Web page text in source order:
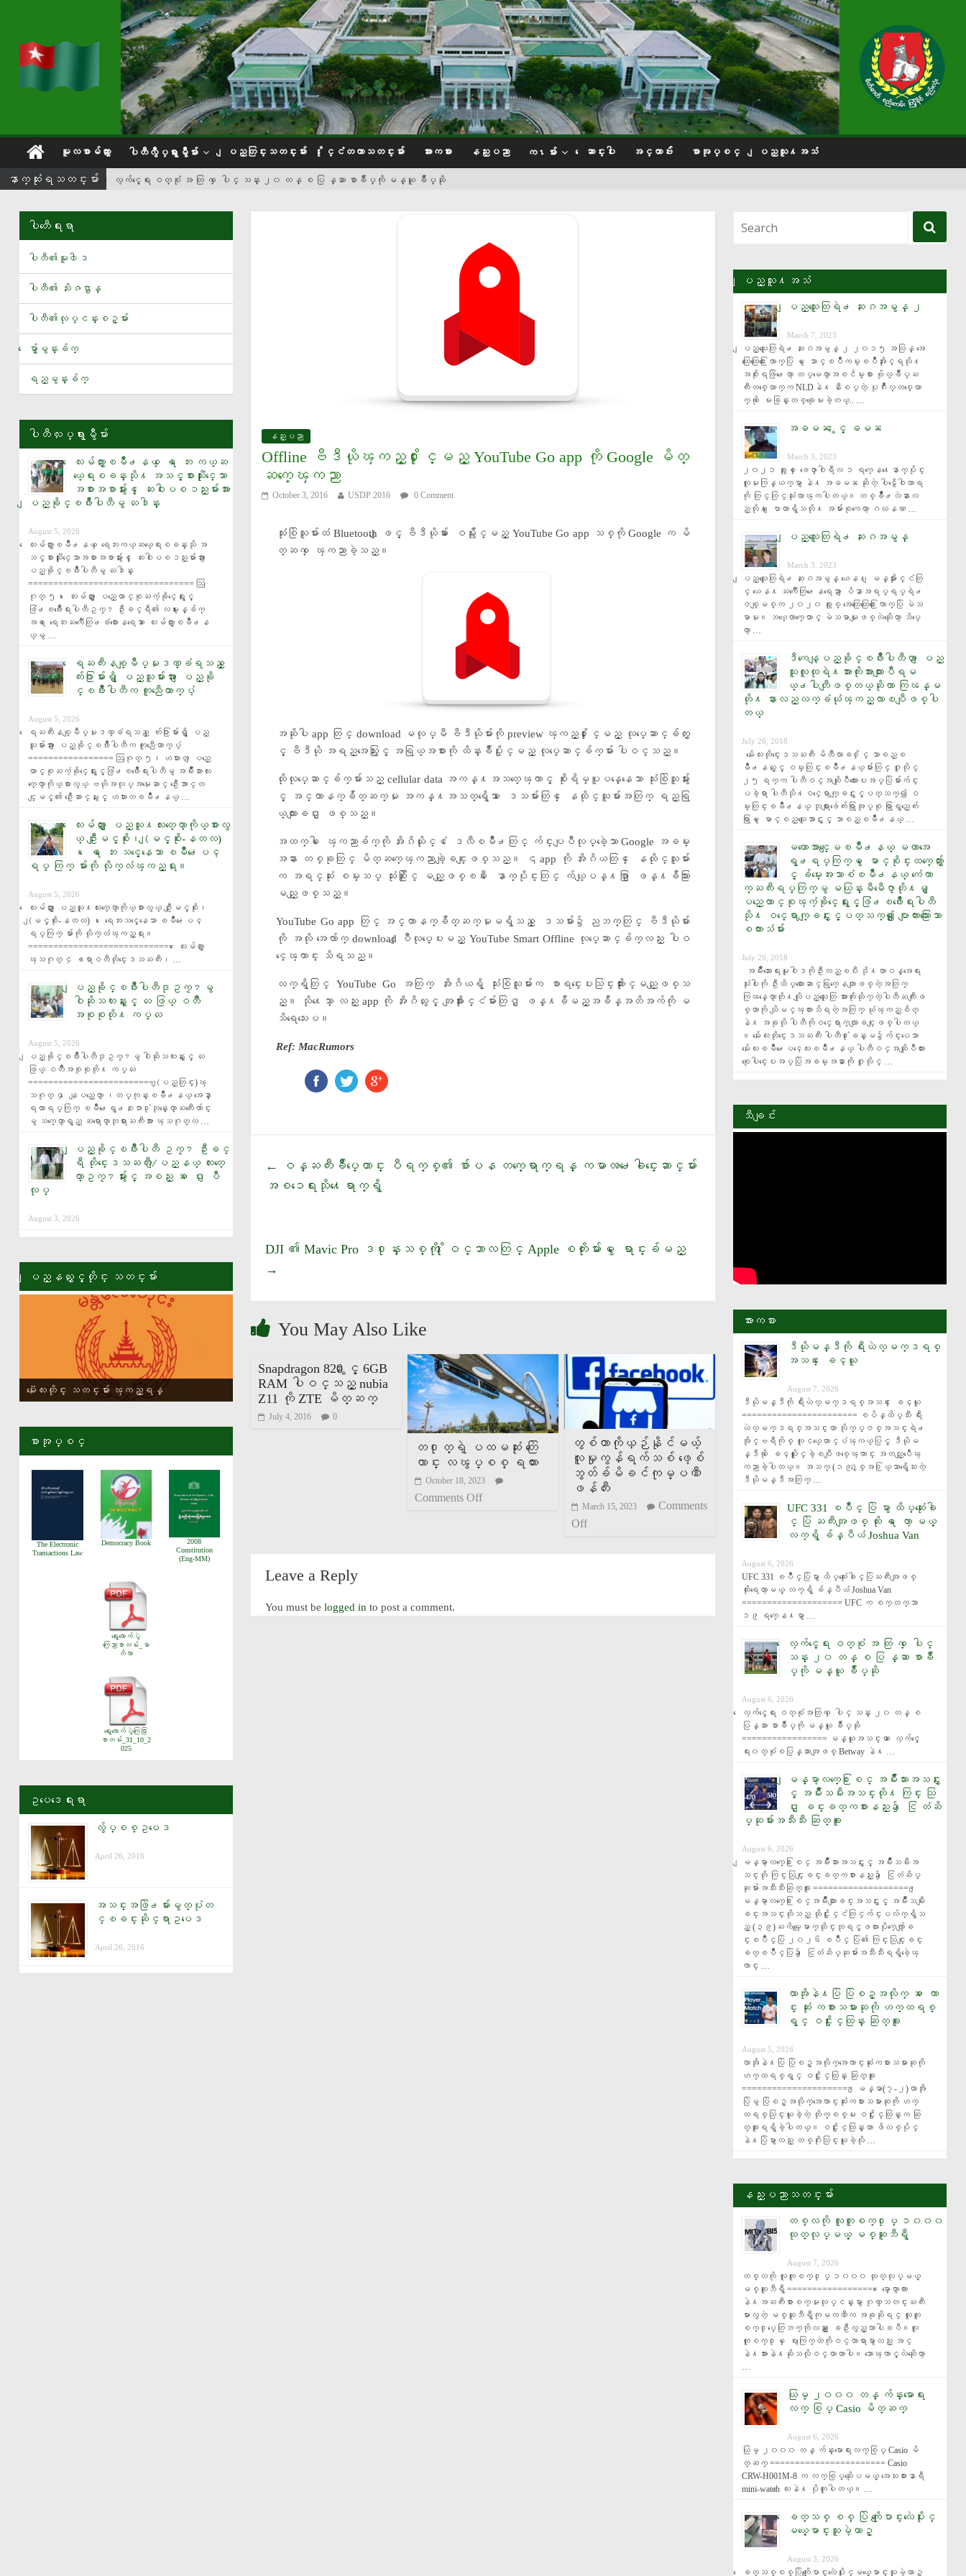
မူလစာမ်က္ႏွာ ပါတီလွဳပ္ရွားမွဳမ်ား ျပည္တြင္းသတင္းမ်ား ႏိုင္ငံတကာသတင္းမ်ား အားကစား နည္းပညာ က႑မ်ား ေဆာင္းပါး အင္တာဗ်ဴး စာအုပ္စင္ ျပည္သူ႔အသံ
ေနာက္ဆံုးရသတင္းမ်ား
ေလ့က်င့္ေရး ဝတ္စုံ အ တြ က္ ေပါင္ သန္း ၂၀ တန္ စ ပြ န္ဆာ စာခ်ဳပ္ကို မန္ယူ ခ်ဳပ္ဆို
ေလးမ်က္ႏွာၿမိဳ႕နယ္ ေရ ေဘး ကယ္ဆယ္ေရးစခန္းသို႔ အသင့္စားသုံးႏိုင္ေသာအစားအစာမ်ားႏွင့္ ေဆးဝါးပစၥည္းမ်ားအား ျပည္ခိုင္ၿဖိဳးပါတီမွ လႉဒါန္း
ေရႀကီးနစ္ျမဳပ္မႈဒဏ္ခံရသည့္ ေက်း႐ြာမ်ားရွိ ျပည္သူမ်ားအား ျပည္ခိုင္ၿဖိဳးပါတီက ကူညီေထာက္ပံ့
ဒီယိုမန္ဒီကို ရီးယဲလ္မက္ဒရစ္အသင္း ေခၚယူ
တစ္လကို လူတူစက္႐ုပ္ ၁၀၀၀ ထုတ္လုပ္မယ့္ မစ္ဆူဘီရွီ
UFC 331 ၿပိဳင္ ပြဲ မွာ ထိပ္ဆုံးေခါင္ ပြဲ ႀကီးအျဖစ္ ထိုး ရ ေတာ့ မယ့္ လက္ရွိ ခ်န္ပီယံ ‌Joshua Van
ယြမ္ ၂၀၀၀ တန္ က်န္းမာေရး လက္ စြပ္ Casio မိတ္ဆက္
ႏိုင္ငံေတာ္သမၼတ ထိုင္းႏိုင္ငံသို႔ ေရာက္ရွိ
ပါတီေရးရာ
ပါတီ၏မူ၀ါဒ
ပါတီ၏ သႏိၷဌာန္
ပါတီ၏လုပ္ငန္းစဥ္မ်ား
ေမွ်ာ္မွန္းခ်က္
ရည္မွန္းခ်က္
ပါတီလႈပ္ရွားမွဳမ်ား
ေလးမ်က္ႏွာၿမိဳ႕နယ္ ေရ ေဘး ကယ္ဆ
ယ္ေရးစခန္းသို႔ အသင့္စားသုံးႏိုင္ေသာ
အစားအစာမ်ားႏွင့္ ေဆးဝါးပစၥည္းမ်ားအား
ျပည္ခိုင္ၿဖိဳးပါတီမွ လႉဒါန္း
August 5, 2026
ေလးမ်က္ႏွာၿမိဳ႕နယ္ ေရေဘးကယ္ဆယ္ေရးစခန္းသို အ
သင့္စားသုံးႏိုင္ေသာအစားအစာမ်ားႏွင့္ ေဆးဝါးပစၥည္းမ်ားအား ျ
ပည္ခိုင္ၿဖိဳးပါတီမွ လႉဒါန္း
================================= ဩ
ဂုတ္ ၅၊ ေလးမ်က္ႏွာ ျပည္ေထာင္စုႀကံ့ခိုင္ေရးႏွင့္
ဖြံ႕ၿဖိဳးေရးပါတီဥကၠ႒ ဦးခင္ရီ၏ လမ္းၫႊန္ခ်က္
အရ ေရေဘးႀကဳံေတြ႕ခံစားေနရေသာ ေလးမ်က္ႏွာၿမိဳ႕န
ယ္မွ …
ေရႀကီးနစ္ျမဳပ္မႈဒဏ္ခံရသည့္ ေ
က်း႐ြာမ်ားရွိ ျပည္သူမ်ားအား ျပည္ခို
င္ၿဖိဳးပါတီက ကူညီေထာက္ပံ့
August 5, 2026
ေရႀကီးနစ္ျမဳပ္မႈဒဏ္ခံရသည့္ ေက်း႐ြာမ်ားရွိ ျပည္
သူမ်ားအား ျပည္ခိုင္ၿဖိဳးပါတီက ကူညီေထာက္ပံ့
================= ဩဂုတ္ ၅၊ ဟသၤာတ ျပည္ေ
ထာင္စုႀကံ့ခိုင္ေရးႏွင့္ဖြံ႕ၿဖိဳးေရးပါတီမွ အမ်ိဳးသားလႊ
တ္ေတာ္ကိုယ္စားလွယ္ ဗဟိုအလုပ္အမႈေဆာင္ ဦးေအာင္တ
င္ျမင့္၏ ဦးေဆာင္မႈႏွင့္ ဟသၤာတၿမိဳ႕နယ္ …
ေလးမ်က္ႏွာ ျပည္သူ႔လႊတ္ေတာ္ကိုယ္စားလွ
ယ္ ဦးျမင့္စိုး၊ (ျမင့္စိုး-နတလ)
၊ ေရ ေဘး သင့္ေနေသာ ၿမိဳ႕ေပၚ
ရပ္ ကြက္ မ်ားကို လိုက္လံၾကည့္ရႈ။
August 5, 2026
ေလးမ်က္ႏွာ ျပည္သူ႔လႊတ္ေတာ္ကိုယ္စားလွယ္ ဦးျမင့္စိုး၊
(ျမင့္စိုး-နတလ) ၊ ေရေဘးသင့္ေနေသာ ၿမိဳ႕ေပၚ
ရပ္ကြက္ မ်ားကို လိုက္လံၾကည့္ရႈ။
============================= ေလးမ်က္ႏွာ
ၾသဂုတ္ ၄ ဧရာဝတီတိုင္းေဒသႀကီး၊ …
ျပည္ခိုင္ၿဖိဳးပါတီဒုဥကၠ႒မွ
ဝါဆိုသကၤန္းႏွင့္ လႉ ဖြယ္ ဝတၳဳ
အစုစုတို႔ ကပ္လႉ
August 5, 2026
ျပည္ခိုင္ၿဖိဳးပါတီဒုဥကၠ႒မွ ဝါဆိုသကၤန္းႏွင့္ လႉ
ဖြယ္ ဝတၳဳအစုစုတို႔ ကပ္လႉ
========================= (ျပည္တြင္း)ၾ
သဂုတ္ ၄ ေနျပည္ေတာ္ ၊တပ္ကုန္းၿမိဳ႕နယ္ အေနာ္
ရထာရပ္ကြက္ ၿမိဳ႕ေရွ႕စႏၵာ႐ုံဘုန္းေတာ္ႀကီးေက်ာင္း
မွ သက္ေတာ္ရွည္ ဆရာေတာ္ဘုရားႀကီးအား ၾသဂုတ္လ …
ျပည္ခိုင္ၿဖိဳးပါတီ ဥကၠ႒ ဦးခင္
ရီ တိုင္းေဒသႀကီး/ျပည္နယ္ လႊတ္ေ
တာ္ဥကၠ႒မ်ားႏွင့္ အစည္း အ ေဝး ျပဳ
လုပ္
August 3, 2026
ျပည္နယ္ႏွင့္တိုင္း သတင္းမ်ား
မႏၱေလးတိုင္း သတင္းမ်ား ၾကည့္ရန္
စာအုပ္စင္
The Electronic
Transactions Law
Democracy Book
2008
Constitution
(Eng-MM)
ရွေးကောက်ပွဲ
ကြေညာစာတမ်း_မာ
တိကာ
ရွေးကောက်ပွဲကြေငြာ
စာတမ်း_31_10_2
025
ဥပေဒေရးရာ
လွ်ပ္စစ္ဥပေဒ
April 26, 2016
အသင္းအဖြဲ႕မ်ားမွတ္ပုံတ
င္ၿခင္းဆိုင္ရာဥပေဒ
April 26, 2016
နည္းပညာ
Offline ဗီဒီယိုၾကည့္႐ႈႏိုင္မည့္ YouTube Go app ကို Google မိတ္
ဆက္ေၾကညာ
October 3, 2016 USDP 2016 0 Comment
သံုးစြဲသူမ်ားထံ Bluetooth ျဖင့္ ဗီဒီယိုမ်ား ေဝမွ်ႏိုင္မည့္ YouTube Go app သစ္ကို Google က မိ
တ္ဆက္ ေၾကညာခဲ့သည္။
အဆိုပါ app တြင္ download မလုပ္မီ ဗီဒီယိုမ်ားကို preview ၾကည့္႐ႈႏိုင္မည့္ လုပ္ေဆာင္ခ်က္ႏွ
င့္ ဗီဒီယို အရည္အေသြးႏွင့္ အရြယ္အစားကို ထိန္းခ်ဳပ္ႏိုင္မည့္ လုပ္ေဆာင္ခ်က္မ်ား ပါဝင္သည္။
ထိုလုပ္ေဆာင္ခ်က္မ်ားသည္ cellular data အကန္႔အသတ္ေၾကာင့္ စိုးရိမ္ပူပန္ေနေသာ သံုးစြဲသူမ်ားႏွ
င့္ အင္တာနက္ခ်ိတ္ဆက္မႈ အကန္႔အသတ္ရိွေသာ ေဒသမ်ားတြင္ ေနထိုင္သူမ်ားအတြက္ ရည္ရြ
ယ္ထားျခင္း ျဖစ္သည္။
အထက္ပါ ေၾကညာခ်က္ကို အိႏၵိယႏိုင္ငံ ေဒလီၿမိဳ႕တြင္ က်င္းပျပဳလုပ္ခဲ့ေသာ Google အခမ္း
အနား တစ္ခုတြင္ မိတ္ဆက္ေၾကညာခဲ့ျခင္းျဖစ္သည္။ ၎ app ကို အိႏၵိယတြင္ ေနထိုင္သူမ်ား
က အရင္ဆံုး စမ္းသပ္ သံုးစြဲႏိုင္ မည္ျဖစ္ၿပီး ေနာက္ပိုင္းတြင္ က်ယ္ျပန္႔စြာ ျဖန္႔ခ်ိသြား
မည္ျဖစ္သည္။
YouTube Go app တြင္ အင္တာနက္ခ်ိတ္ဆက္မႈမရိွသည့္ ေဒသမ်ား၌ ညဘက္တြင္ ဗီဒီယိုမ်ား
ကို အလို အေလ်ာက္ download ျပဳလုပ္ေပးမည့္ YouTube Smart Offline လုပ္ေဆာင္ခ်က္လည္း ပါဝ
င္ေၾကာင္း သိရသည္။
လက္ရိွတြင္ YouTube Go အတြက္ အိႏၵိယရိွ သံုးစြဲသူမ်ားက စာရင္းေပးသြင္းထားႏိုင္မည္ျဖစ္သ
ည္။ သို႔ေသာ္ လည္း app ကို အိႏၵိယႏွင့္ အျခားႏိုင္ငံမ်ားတြင္ ျဖန္႔ခ်ိမည့္အခ်ိန္အတိအက်ကို မ
သိရေသးေပ။
Ref: MacRumors
←
ဝန္ႀကီးခ်ဳပ္ေဟာင္း ပီရက္စ္၏ စ်ာပန တက္ေရာက္ရန္ ကမာၻ႕ေခါင္းေဆာင္မ်ား
အစၥေရးသို႔ေရာက္ရွိ
DJI ၏ Mavic Pro ဒ႐ုန္းသစ္ကို ႏိုဝင္ဘာလတြင္ Apple စတိုးမ်ားမွ ေရာင္းခ်မည္
→
You May Also Like
Snapdragon 820 ႏွင့္ 6GB
RAM ပါဝင္သည့္ nubia
Z11 ကို ZTE မိတ္ဆက္
July 4, 2016 0
တ႐ုတ္ရဲ့ ပထမဆုံး တြဲေ
လာင္း လၽွပ္စစ္ ရထား
October 18, 2023
Comments Off
တွစ်တာကိုယှဉ်နိုင်မယ့်
လူမှုကွန်ရက်သစ် ဖေ့စ်
ဘွတ်ခ်မိခင်ကုမ္ပဏီ
ဖန်တီး
March 15, 2023
Comments
Off
Leave a Reply
You must belogged in to post a comment.
ျပည္သူ႔အသံ
ျပည္သူေတြရဲ႕ ဆႏၵအမွန္ ၂
March 7, 2023
ျပည္သူေတြရဲ႕ ဆႏၵအမွန္ ၂ ၂၀၁၅ အလြန္ အေ
ထြေထြေ႐ြးေကာက္ပြဲ မွ ေသာင္ၿပိဳကမ္းၿပိဳအႏိုင္ရလို႔
အစိုးရဖြဲ႕ေတာ့ တပ္မေတာ္အၿငိမ္းစား ဗိုလ္ခ်ဳပ္ႀ
ကီးတစ္ေယာက္က NLDနဲ႔ နီးစပ္တဲ့ ပုဂၢိဳလ္တစ္ေယာ
က္ကို ေမးခြန္းတစ္ခုေမးခဲ့တယ္.. …
အဓမၼ ႏွင့္ ဓမၼ
March 3, 2023
၂၀၂၁ ခုႏွစ္ ေဖေဖာ္ဝါရီလ ၁ ရက္ေန႔ေနာက္ပိုင္း
လူမႈကြန္ယက္မွာ နဲ႔ အဓမၼ ဆိုတဲ့ ပါဠိေဝါဟာရ
ကို တြင္တြင္သုံးလာၾကပါတယ္။ တစ္ခ်ိဳ႕လဲနားလ
ည္လို႔ ေျပာတာရွိသလို႔ အမ်ားစုကေတာ့ ဂဃနဏ …
ျပည္သူေတြရဲ႕ ဆႏၵအမွန္
March 3, 2023
ျပည္သူေတြရဲ႕ ဆႏၵအမွန္ ယေန႔ ျမန္မာႏိုင္ငံတြ
င္ ယေန႔ ႀကဳံေတြ႕ေနရေသာ ျပႆနာအရပ္ရပ္ရဲ႕
ဇစ္ျမစ္က ၂၀၂၀ ခုႏွစ္ အေထြေထြေ႐ြးေကာက္ပြဲ မဲသ
မာမႈ။ ဘယ္ေလာက္ေတာင္ မဲသမာမႈျဖစ္လဲဆိုေတာ့ သိပ္ေ
တာ့ …
ဒီကေန့ျပည္ခုိင္ၿဖိဳးပါတီဟာ ျပည္
သူလူထုရဲ႔အားကိုးအားထားျပဳရမ
ယ္႕ပါတီျဖစ္တယ္ဆိုတာ ကြၽန္မ
တို႔ နားလည္လက္ခံယုံၾကည္လာၿပီျဖစ္ပါ
တယ္
July 26, 2018
မႏၲေလးတိုင္းေဒသႀကီး မိတီၴလာခ႐ိုင္ သာစည္ၿ
မိဳ႕နယ္ႏွင့္ ဝမ္းတြင္းၿမိဳ႕နယ္မ်ားတြင္ ဇူလိုင္
၂၅ ရက္က ပါတီဝင္အဆိုျပဳလႊာေပးအပ္ပြဲမ်ားက်င္း
ပခဲ့ရာ ပါတီသို႔ဝင္ေရာက္ျခင္းႏွင့္ပတ္သက္၍ ဝ
မ္းတြင္းၿမိဳ႕နယ္ ဘုရားျဖဴေက်းရြာအုပ္စု ရြာရွည္ေက်း
ရြာမွ ေမာင္စည္သူေအာင္ႏွင့္ သာစည္ၿမိဳ႕နယ္ …
မဟာေအာင္ေျမၿမိဳ႕နယ္ မဟာအေ
ရွ႕ရပ္ကြက္မွ ေမာင္စုိင္းထက္ေက်ာ္ႏွ
င့္ ခ်မ္းေအးသာစံၿမိဳ႕နယ္ ကံေကာ
က္ႀကီးရပ္ကြက္မွ မယြန္းမီမီေဇာ္တုိ႔မွ ျ
ပည္ေထာင္စုၾကံ့ခုိင္ေရးႏွင့္ဖြံ႕ၿဖိဳးေရးပါတီ
သုိ႔ ဝင္ေရာက္ျခင္းႏွင့္ပတ္သက္၍ ​ေျပာျကားသြား​ေသာ
စကားသံမ်ား
July 26, 2018
အမ်ဳိးသားေရးမူဝါဒကိုဦးတည္ၿပီး ဒို႔တာဝန္အေရး
သံုးပါးကို ဦးထိပ္ထားေဆာင္ရြက္ေနတာျဖစ္တဲ့အတြက္
ကြၽန္ေတာ္တို႔လိုျပည္သူေတြ အားကိုးထိုက္တဲ့ပါတီႀကီးျဖ
စ္တာကို သိျမင္ၾကားသိရတဲ့အတြက္ ယံုၾကည္စိတ္
နဲ႔ အခုလို ပါတီကိုဝင္ေရာက္လာျခင္းျဖစ္ပါတယ္​
။ မႏၲေလးတိုင္းေဒသႀကီး ပါတီ႐ံုးခန္းမ၌က်င္းပေသာ
မႏၲေလးၿမိဳ႕ေပၚေလးၿမိဳ႕နယ္ ပါတီဝင္အဆုိျပဳလႊာ
စုေပါင္းေပးအပ္ပြဲအခမ္းအနားကုိ ဇူလိုင္ …
သီချင်း
အားကစား
ဒီယိုမန္ဒီကို ရီးယဲလ္မက္ဒရစ္
အသင္း ေခၚယူ
August 7, 2026
ဒီယိုမန္ဒီကို ရီးယဲလ္မက္ဒရစ္အသင္း ေခၚယူ
======================= စပိန္ထိပ္သီး ရီး
ယဲလ္မက္ဒရစ္အသင္းဟာ လိုက္ပ္ဇစ္အသင္းရဲ႕
အိုင္ဗရီကိုစ္ လူငယ္ေတာင္ပံၾကယ္ပြင့္ ဒီယိုမ
န္ဒီကို ေခၚယူႏိုင္ခဲ့ၿပီျဖစ္ေၾကာင္း အတည္ျပဳေၾ
ကညာခဲ့ပါတယ္။ အသက္ (၁၉)ႏွစ္အ႐ြယ္သာရွိေသးတဲ့
ဒီယိုမန္ဒီအတြက္ …
UFC 331 ၿပိဳင္ ပြဲ မွာ ထိပ္ဆုံးေခါ
င္ ပြဲ ႀကီးအျဖစ္ ထိုး ရ ေတာ့ မယ့္
လက္ရွိ ခ်န္ပီယံ ‌Joshua Van
August 6, 2026
UFC 331 ၿပိဳင္ပြဲမွာ ထိပ္ဆုံးေခါင္ပြဲႀကီးအျဖစ္
ထိုးရေတာ့မယ့္ လက္ရွိ ခ်န္ပီယံ ‌Joshua Van
==================== UFC က စက္တက္ဘာ
၁၉ ရက္ေန႔မွာ …
ေလ့က်င့္ေရး ဝတ္စုံ အ တြ က္ ေပါင္
သန္း ၂၀ တန္ စ ပြ န္ဆာ စာခ်ဳ
ပ္ကို မန္ယူ ခ်ဳပ္ဆို
August 6, 2026
ေလ့က်င့္ေရး ဝတ္စုံအတြက္ ေပါင္ သန္း ၂၀ တန္ စ
ပြန္ဆာ စာခ်ဳပ္ကို မန္ယူ ခ်ဳပ္ဆို
================= မန္ယူအသင္းဟာ ေလ့က်င့္ေ
ရး၀တ္စုံစပြန္ဆာအျဖစ္ Betway နဲ႔ …
ျမန္မာ့လက္ေ႐ြးစင္ အမ်ိဳးသားအသင္းႏွ
င့္ အမ်ိဳးသမီးအသင္းတို႔ ကြင္း သြ
င္း ျခင္းခတ္ကစားနည္း၌ ေငြ တံဆိ
ပ္ဆုမ်ားအသီးသီး ဆြတ္ခူး
August 6, 2026
ျမန္မာ့လက္ေ႐ြးစင္ အမ်ိဳးသားအသင္းႏွင့္ အမ်ိဳးသမီးအ
သင္းတို ကြင္းသြင္းျခင္းခတ္ကစားနည္း၌ ေငြတံဆိပ္
ဆုမ်ားအသီးသီးဆြတ္ခူး ==================== ျ
မန္မာ့လက္ေ႐ြးစင္အမ်ိဳးသားျခင္းအသင္းႏွင့္ အမ်ိဳးသမီးျ
ခင္းအသင္းတိုသည္ ထိုင္းႏိုင္ငံတြင္က်င္းပလ်က္ရွိသ
ည့္ (၃၉)ႀကိမ္ေျမာက္ထိုင္းဘုရင့္ဖလားပိုက္ေက်ာ္ျခ
င္းၿပိဳင္ပြဲ ၂၀၂၆ ၿပိဳင္ ပြဲ၏ ကြင္းသြင္းျခင္း
ခတ္ၿပိဳင္ပြဲ၌ ေငြတံဆိပ္ဆုမ်ားအသီးသီးရရွိခဲ့ေၾ
ကာင္း …
လာအိုနဲ႔ပြဲ ပြဲစဥ္အလိုက္ အ ေကာ
င္း ဆုံး ကစားသမားဆုကို ဟက္ထရစ္
ရွင္ ဝင္းႏိုင္ထြန္း ဆြတ္ခူး
August 5, 2026
လာအိုနဲ႔ပြဲ ပြဲစဥ္အလိုက္အေကာင္းဆုံးကစားသမားဆုကို
ဟက္ထရစ္ရွင္ ဝင္းႏိုင္ထြန္း ဆြတ္ခူး
====================== ျမန္မာ(၇-၂)လာအို
ပြဲမွ ပြဲစဥ္အလိုက္အေကာင္းဆုံးကစားသမားဆုကို ဟက္
ထရစ္သြင္းယူခဲ့တဲ့ တိုက္စစ္မႉး ဝင္းႏိုင္ထြန္းက ဆြ
တ္ခူးရရွိခဲ့ပါတယ္။ ဝင္းႏိုင္ထြန္းဟာ ဖိလစ္ပိုင္
နဲ႔ပြဲမွာလည္း တစ္ဂိုးသြင္းယူခဲ့လို …
နည္းပညာသတင္းမ်ား
တစ္လကို လူတူစက္႐ုပ္ ၁၀၀၀
ထုတ္လုပ္မယ့္ မစ္ဆူဘီရွီ
August 7, 2026
တစ္လကို လူတူစက္႐ုပ္ ၁၀၀၀ ထုတ္လုပ္မယ့္
မစ္ဆူဘီရွီ ================== ေမာ္ေတာ္ကား
နဲ႔အႀကီးစားစက္မႈလုပ္ငန္းမွာ ဂုဏ္သတင္းႀကီး
မားလွတဲ့ မစ္ဆူဘီရွီကုမၸဏီက အခုဆိုရင္ လူတူ
စက္႐ုပ္ေတြဘက္ကိုလည္း ေျခဦးလွည့္လာပါၿပီ။လူ
တူစက္႐ုပ္ ေဈးကြက္ထဲကိုဝင္လာရာမွာလည္း အင္
နဲ႔အားနဲ႔ဆိုသလိုဝင္လာတာပါ။ ဘာေၾကာင့္လဲဆိုေတာ့
…
ယြမ္ ၂၀၀၀ တန္ က်န္းမာေရး
လက္ စြပ္ Casio မိတ္ဆက္
August 6, 2026
ယြမ္ ၂၀၀၀ တန္ က်န္းမာေရးလက္စြပ္ Casio မိ
တ္ဆက္ ======================= Casio
CRW-H001M-8 က လက္စြပ္ဆိုေပမယ့္ အေသးစားနာရီ
mini-watch ေလးနဲ႔ ပိုတူပါတယ္။ …
ေခတ္သစ္ စစ္ ပြဲ ကိုေျပာင္းလဲေပးႏိုင္
မယ့္ေမာင္းသူမဲ့ယာဥ္
August 3, 2026
ေခတ္သစ္စစ္ပြဲကိုေျပာင္းလဲေပးႏိုင္မယ့္ေမာင္းသူမဲ့ယာဥ္